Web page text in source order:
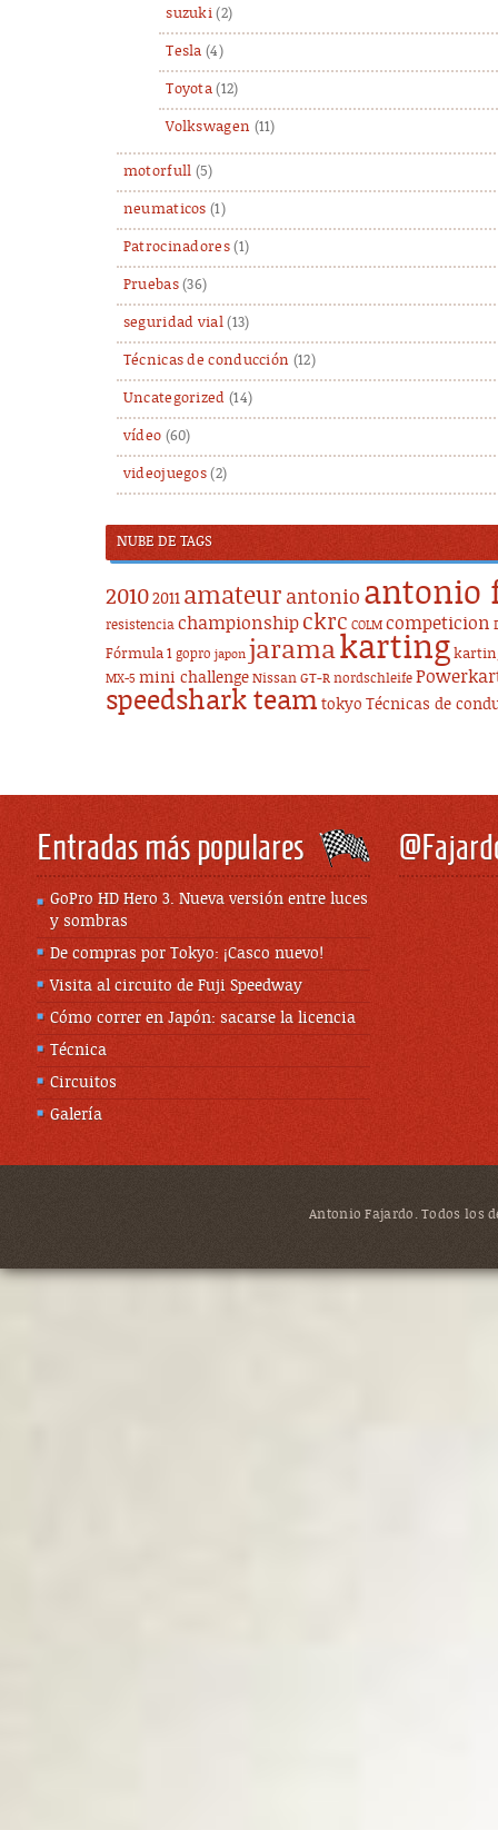
suzuki (2)
Tesla (4)
Toyota (12)
Volkswagen (11)
motorfull (5)
neumaticos (1)
Patrocinadores(1)
Pruebas(36)
seguridad vial(13)
Técnicas de conducción (12)
Uncategorized (14)
vídeo (60)
videojuegos (2)
NUBE DE TAGS
20102011 amateur antonio antonio
resistencia championship ckrc COLM competicion
Fórmula 1 gopro japon jaramakarting
MX-5 mini challenge Nissan GT-R nordschleife
speedshark team tokyo Técnicas de
Entradas más populares
GoPro HD Hero 3. Nueva versión entre luces
y sombras
De compras por Tokyo: ¡Casco nuevo!
Visita al circuito de Fuji Speedway
Cómo correr en Japón: sacarse la licencia
Técnica
Circuitos
Galería
Antonio Fajardo. Todos los